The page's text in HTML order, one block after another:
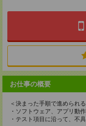
お仕事の概要
＜決まった手順で進められ
・ソフトウェア、アプリ動
・テスト項目に沿って、不